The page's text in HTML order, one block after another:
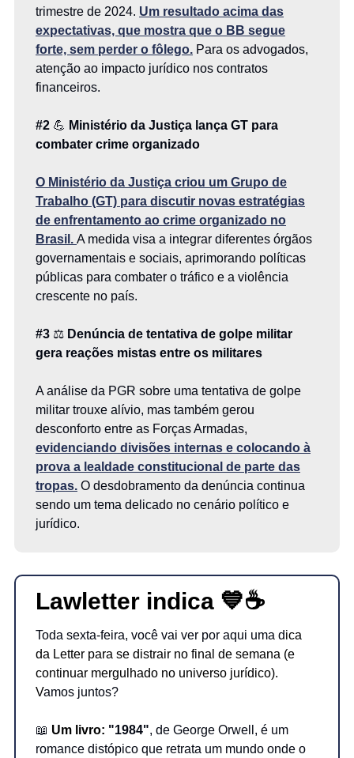
trimestre de 2024. Um resultado acima das
expectativas, que mostra que o BB segue
forte, sem perder o fôlego. Para os advogados,
atenção ao impacto jurídico nos contratos
financeiros.
#2 💪 Ministério da Justiça lança GT para
combater crime organizado
O Ministério da Justiça criou um Grupo de
Trabalho (GT) para discutir novas estratégias
de enfrentamento ao crime organizado no
Brasil. A medida visa a integrar diferentes órgãos
governamentais e sociais, aprimorando políticas
públicas para combater o tráfico e a violência
crescente no país.
#3 ⚖️ Denúncia de tentativa de golpe militar
gera reações mistas entre os militares
A análise da PGR sobre uma tentativa de golpe
militar trouxe alívio, mas também gerou
desconforto entre as Forças Armadas,
evidenciando divisões internas e colocando à
prova a lealdade constitucional de parte das
tropas. O desdobramento da denúncia continua
sendo um tema delicado no cenário político e
jurídico.
Lawletter indica 💙☕
Toda sexta-feira, você vai ver por aqui uma dica
da Letter para se distrair no final de semana (e
continuar mergulhado no universo jurídico).
Vamos juntos?
📖 Um livro: "1984", de George Orwell, é um
romance distópico que retrata um mundo onde o